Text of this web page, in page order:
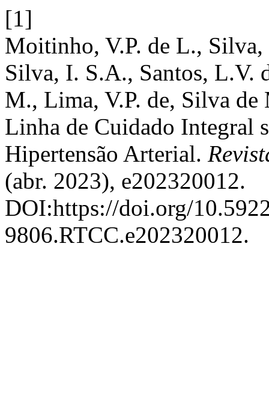
[1]
Moitinho, V.P. de L.,
Silva, I. S.A., Santos, L.V.
M., Lima, V.P. de, Silva de
Linha de Cuidado Integral
Hipertensão Arterial.
(abr. 2023), e202320012.
DOI:https://doi.org/
9806.RTCC.e202320012.